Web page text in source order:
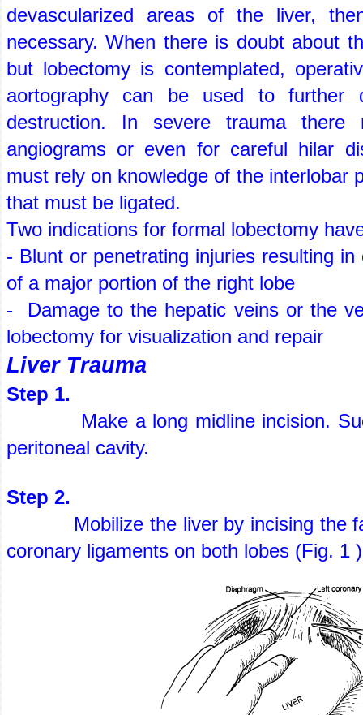
devascularized areas of the liver,
necessary. When there is doubt about
but lobectomy is contemplated,
aortography can be used to further
destruction. In severe trauma
angiograms or even for careful hilar
must rely on knowledge of the interlobar
that must be ligated.
Two indications for formal lobectomy
- Blunt or penetrating injuries resulting
of a major portion of the right lobe
- Damage to the hepatic veins or the
lobectomy for visualization and repair
Liver Trauma
Step 1.
Make a long midline incision.
peritoneal cavity.
Step 2.
Mobilize the liver by incising the
coronary ligaments on both lobes (Fig. 1